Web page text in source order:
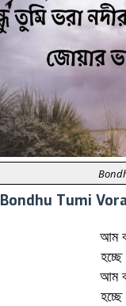
Bondhu Tumi
আম
আম